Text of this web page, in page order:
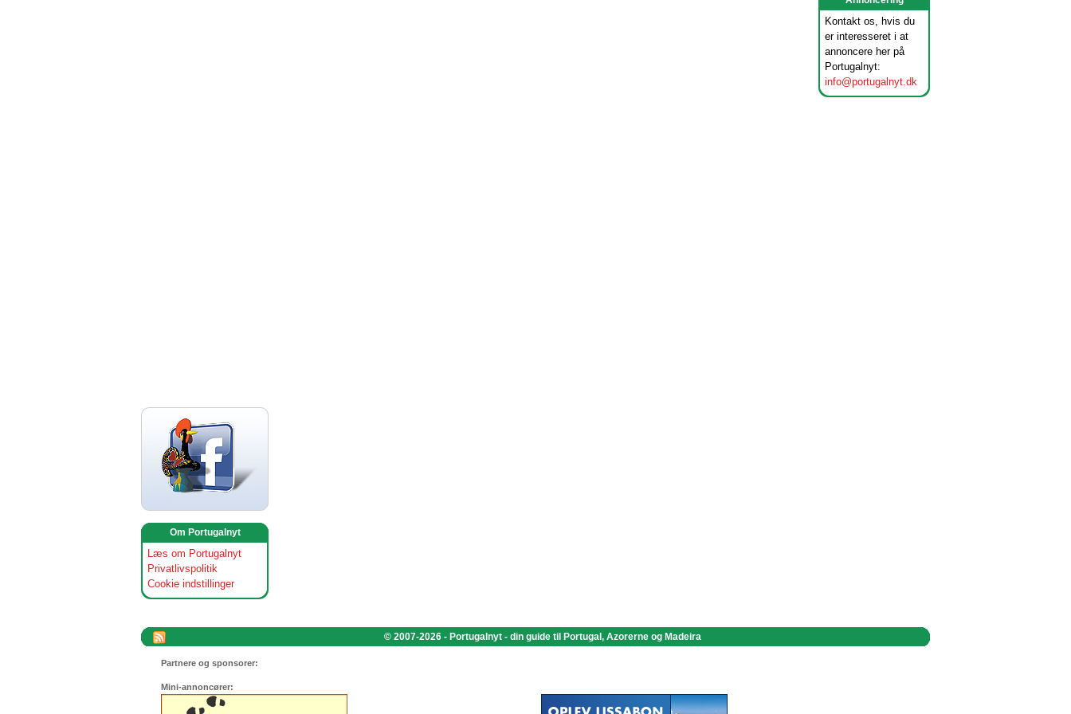
Kontakt os, hvis du
er interesseret i at
annoncere her på
Portugalnyt:
info@portugalnyt.dk
Om Portugalnyt
Læs om Portugalnyt
Privatlivspolitik
Cookie indstillinger
© 2007-2026 - Portugalnyt - din guide til Portugal, Azorerne og Madeira
Partnere og sponsorer:
Mini-annoncører: